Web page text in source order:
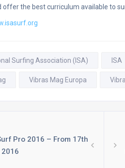
offer the best curriculum available to
Surfing Association (ISA) ISA
Vibras Mag Europa
Pro 2016 – From 17th